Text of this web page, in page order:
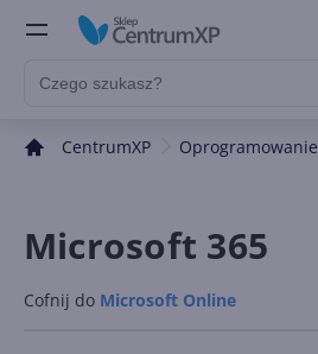
CentrumXP Oprogramowanie
Microsoft 365
Cofnij do Microsoft Online